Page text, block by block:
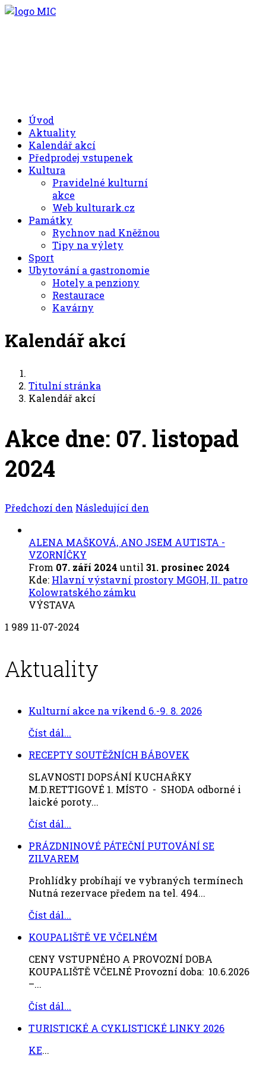
Úvod
Aktuality
Kalendář akcí
Předprodej vstupenek
Kultura
Pravidelné kulturní
akce
Web kulturark.cz
Památky
Rychnov nad Kněžnou
Tipy na výlety
Sport
Ubytování a gastronomie
Hotely a penziony
Restaurace
Kavárny
Kalendář akcí
Titulní stránka
Kalendář akcí
Akce dne: 07. listopad
2024
Předchozí den Následující den
ALENA MAŠKOVÁ, ANO JSEM AUTISTA -
VZORNÍČKY
From 07. září 2024 until 31. prosinec 2024
Kde: Hlavní výstavní prostory MGOH, II. patro
Kolowratského zámku
VÝSTAVA
1 989 11-07-2024
Aktuality
Kulturní akce na víkend 6.-9. 8. 2026
Číst dál...
RECEPTY SOUTĚŽNÍCH BÁBOVEK
SLAVNOSTI DOPSÁNÍ KUCHAŘKY
M.D.RETTIGOVÉ 1. MÍSTO - SHODA odborné i
laické poroty...
Číst dál...
PRÁZDNINOVÉ PÁTEČNÍ PUTOVÁNÍ SE
ZILVAREM
Prohlídky probíhají ve vybraných termínech
Nutná rezervace předem na tel. 494...
Číst dál...
KOUPALIŠTĚ VE VČELNÉM
CENY VSTUPNÉHO A PROVOZNÍ DOBA
KOUPALIŠTĚ VČELNÉ Provozní doba: 10.6.2026
–...
Číst dál...
TURISTICKÉ A CYKLISTICKÉ LINKY 2026
KE...